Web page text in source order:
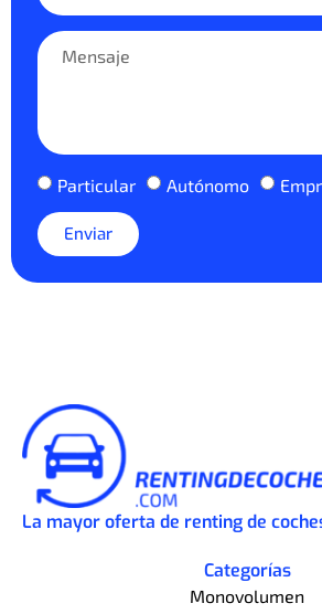
Particular Autónomo
Enviar
La mayor oferta de renting de
Categorías
Monovolumen